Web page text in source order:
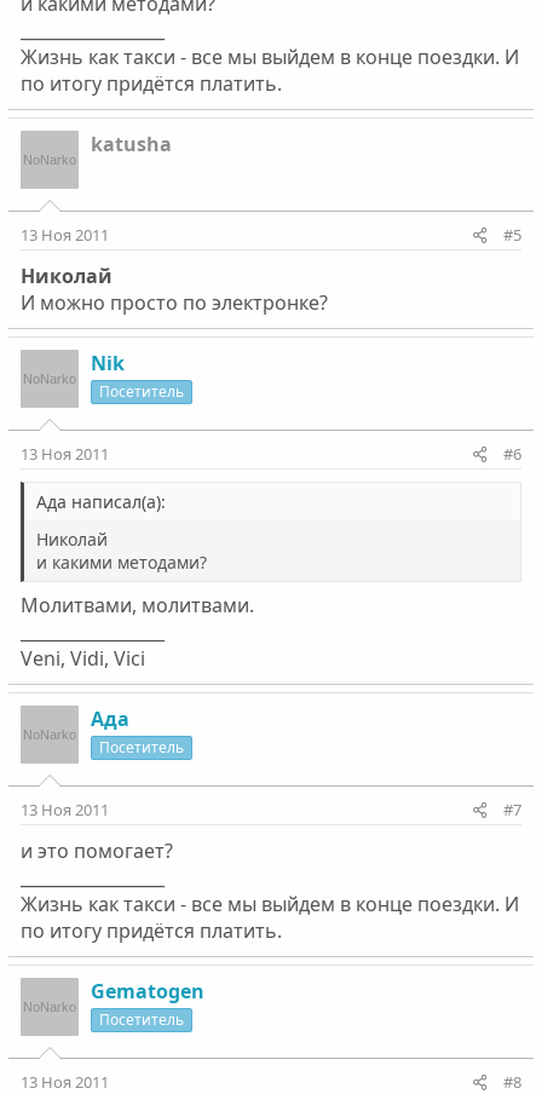
Жизнь как такси - все мы выйдем в конце поездки. И
по итогу придётся платить.
katusha
13 Ноя 2011 #5
Николай
И можно просто по электронке?
Nik
Посетитель
13 Ноя 2011 #6
Ада написал(а):
Николай
и какими методами?
Молитвами, молитвами.
Veni, Vidi, Vici
Ада
Посетитель
13 Ноя 2011 #7
и это помогает?
Жизнь как такси - все мы выйдем в конце поездки. И
по итогу придётся платить.
Gematogen
Посетитель
13 Ноя 2011 #8